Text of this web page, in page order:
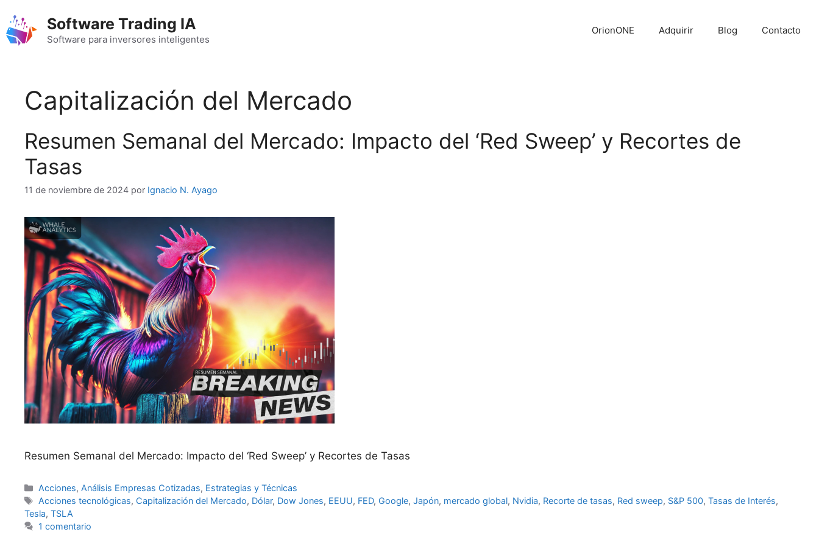
contenido
Software Trading IA
Software para inversores inteligentes
OrionONE Adquirir Blog Contacto
Capitalización del Mercado
Resumen Semanal del Mercado: Impacto del ‘Red Sweep’ y Recortes de
Tasas
11 de noviembre de 2024 por Ignacio N. Ayago
Resumen Semanal del Mercado: Impacto del ‘Red Sweep’ y Recortes de Tasas
Categorías
Acciones, Análisis Empresas Cotizadas, Estrategias y Técnicas
Etiquetas
Acciones tecnológicas, Capitalización del Mercado, Dólar, Dow Jones, EEUU, FED, Google,Japón, mercado global, Nvidia, Recorte de tasas, Red sweep, S&P 500,Tasas de Interés,
Tesla, TSLA
1 comentario